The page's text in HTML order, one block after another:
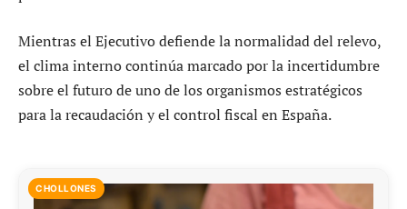
Mientras el Ejecutivo defiende la normalidad del relevo,
el clima interno continúa marcado por la incertidumbre
sobre el futuro de uno de los organismos estratégicos
para la recaudación y el control fiscal en España.
CHOLLONES